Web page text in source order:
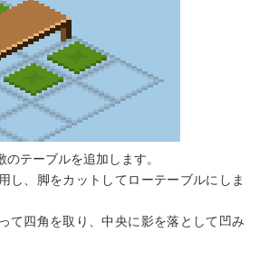
テーブルを追加します。
し、脚をカットしてローテーブルにしま
て四角を取り、中央に影を落として凹み